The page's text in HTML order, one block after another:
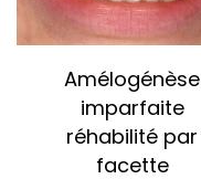
Amélogénèse
imparfaite
réhabilité par
facette